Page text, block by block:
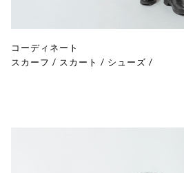
コーディネート
スカーフ / スカート / シューズ /